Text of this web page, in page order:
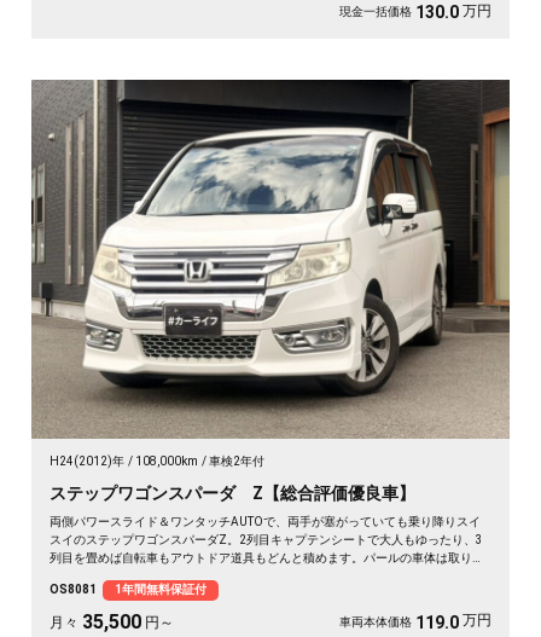
現金一括価格 130.0 万円
H24(2012)年 108,000km 車検2年付
ステップワゴンスパーダ Z【総合評価優良車】
両側パワースライド＆ワンタッチAUTOで、両手が塞がっていても乗り降りスイ
スイのステップワゴンスパーダZ。2列目キャプテンシートで大人もゆったり、3
列目を畳めば自転車もアウトドア道具もどんと積めます。パールの車体は取り回
しっかり残せて安心。天井のフリップダウンモニターで長距離も退屈知らず。毎
日の相棒にぴったりの一台です🚗✨💺🙌😊《1年保証付》
OS8081 1年間無料保証付
月々 35,500 円～ 車両本体価格 119.0 万円